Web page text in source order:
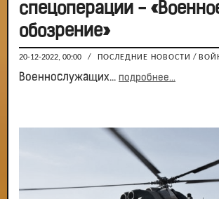
спецоперации -
обозрение»
20-12-2022, 00:00 / ПОСЛЕДНИЕ НОВОСТИ /
Военнослужащих... подробнее...